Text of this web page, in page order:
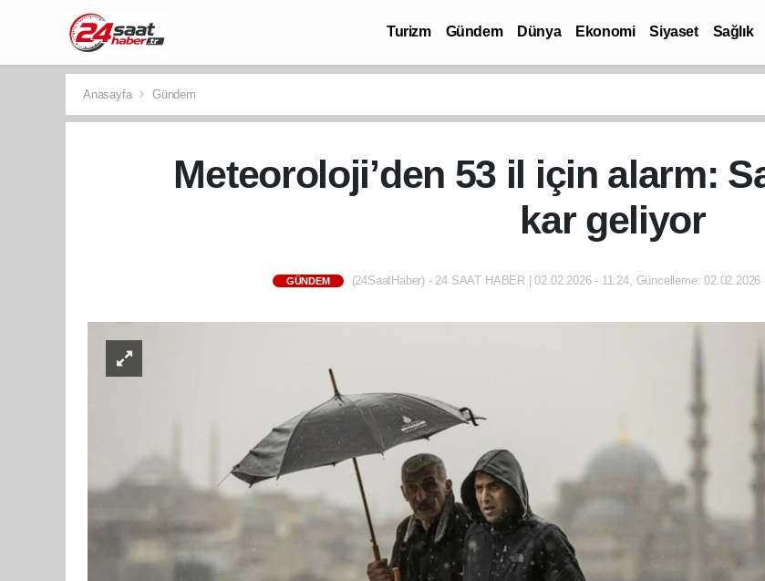
Turizm Gündem Dünya Ekonomi Siyaset Sağlık
Anasayfa Gündem
Meteoroloji’den 53 il için alarm:
kar geliyor
GÜNDEM (24SaatHaber) - 24 SAAT HABER | 02.02.2026 - 11:24, Güncelleme: 02.02.2026